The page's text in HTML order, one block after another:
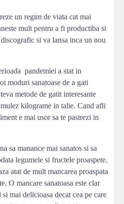
un regim de viata cat mai
mult pentru a fi productiba si
si va lansa inca un nou
pandemiei a stat in
moduri sanatoase de a gati
metode de gatit interesante
kilograme in talie. Cand afli
e mai usor sa te pastrezi in
sa manance mai sanatos si sa
legumele si fructele proaspete.
atat de mult mancarea proaspata
O mancare sanatoasa este clar
mai delicioasa decat cea pe care